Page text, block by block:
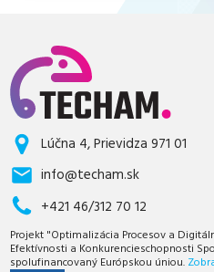
Lúčna 4, Prievidza 971 01
info@techam.sk
+421 46/312 70 12
Projekt "Optimalizácia Procesov a
Efektívnosti a Konkurencieschopnosti
spolufinancovaný Európskou úniou.